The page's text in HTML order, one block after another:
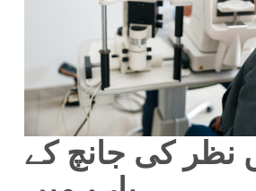
نظر کی جانچ کے